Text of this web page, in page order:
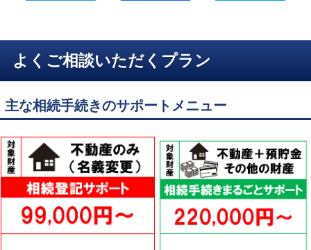
よくご相談いただくプラン
主な相続手続きのサポートメニュー